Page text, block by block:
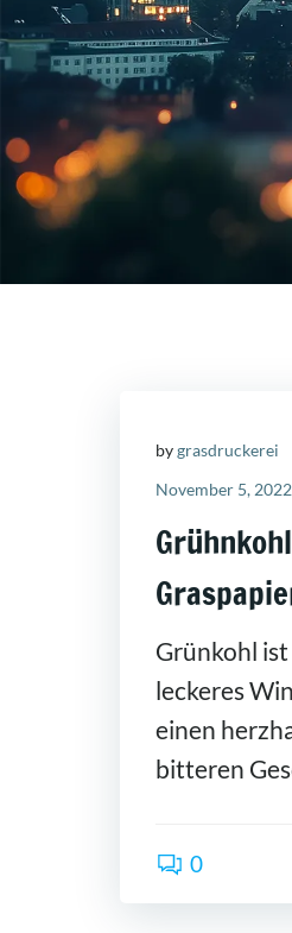
bygrasdruckerei
November 5, 2022
Grünkohl
leckeres
einen
bitteren
0